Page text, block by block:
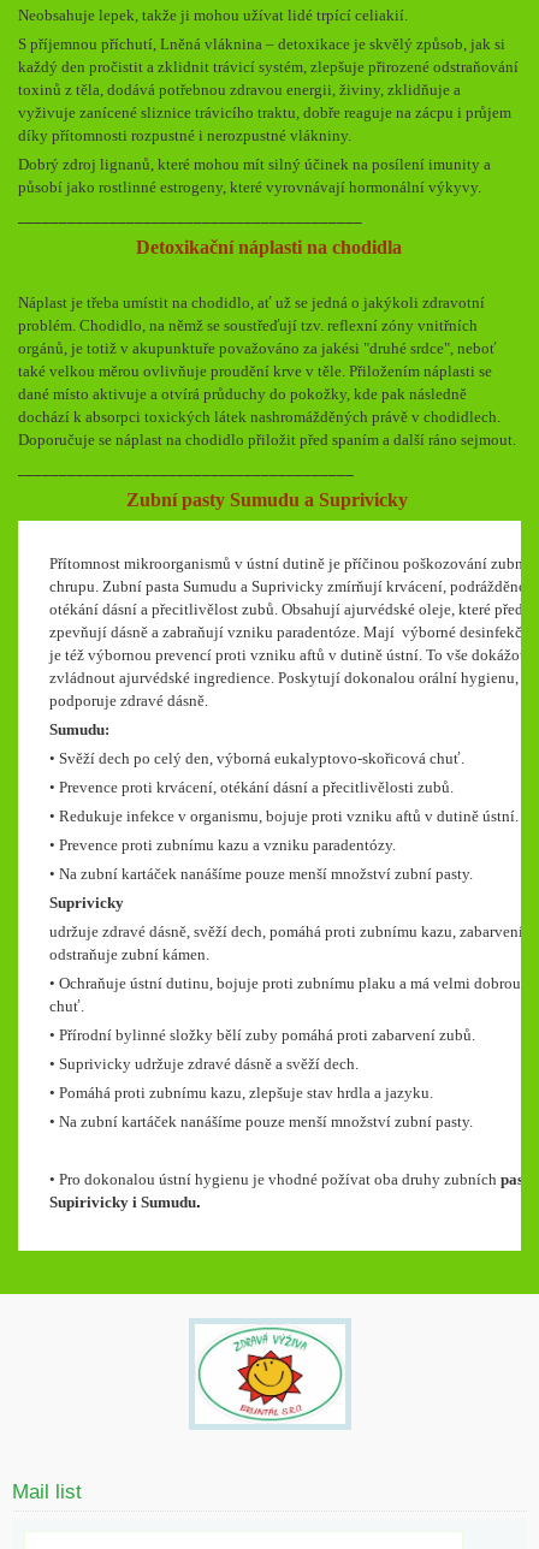
Neobsahuje lepek, takže ji mohou užívat lidé trpící celiakií.
S příjemnou příchutí, Lněná vláknina – detoxikace je skvělý způsob, jak si
každý den pročistit a zklidnit trávicí systém, zlepšuje přirozené odstraňování
toxinů z těla, dodává potřebnou zdravou energii, živiny, zklidňuje a
vyživuje zanícené sliznice trávicího traktu, dobře reaguje na zácpu i průjem
díky přítomnosti rozpustné i nerozpustné vlákniny.
Dobrý zdroj lignanů, které mohou mít silný účinek na posílení imunity a
působí jako rostlinné estrogeny, které vyrovnávají hormonální výkyvy.
Detoxikační náplasti na chodidla
Náplast je třeba umístit na chodidlo, ať už se jedná o jakýkoli zdravotní
problém. Chodidlo, na němž se soustřeďují tzv. reflexní zóny vnitřních
orgánů, je totiž v akupunktuře považováno za jakési "druhé srdce", neboť
také velkou měrou ovlivňuje proudění krve v těle. Přiložením náplasti se
dané místo aktivuje a otvírá průduchy do pokožky, kde pak následně
dochází k absorpci toxických látek nashromážděných právě v chodidlech.
Doporučuje se náplast na chodidlo přiložit před spaním a další ráno sejmout.
Zubní pasty Sumudu a Suprivicky
Přítomnost mikroorganismů v ústní dutině je příčinou poškozování
chrupu. Zubní pasta Sumudu a Suprivicky zmírňují krvácení,
otékání dásní a přecitlivělost zubů. Obsahují ajurvédské oleje, které
zpevňují dásně a zabraňují vzniku paradentóze. Mají výborné
je též výbornou prevencí proti vzniku aftů v dutině ústní. To vše dokážou
zvládnout ajurvédské ingredience. Poskytují dokonalou orální hygienu,
podporuje zdravé dásně.
Sumudu:
• Svěží dech po celý den, výborná eukalyptovo-skořicová chuť.
• Prevence proti krvácení, otékání dásní a přecitlivělosti zubů.
• Redukuje infekce v organismu, bojuje proti vzniku aftů v dutině ústní.
• Prevence proti zubnímu kazu a vzniku paradentózy.
• Na zubní kartáček nanášíme pouze menší množství zubní pasty.
Suprivicky
udržuje zdravé dásně, svěží dech, pomáhá proti zubnímu kazu, zabarvení
odstraňuje zubní kámen.
• Ochraňuje ústní dutinu, bojuje proti zubnímu plaku a má velmi dobrou
chuť.
• Přírodní bylinné složky bělí zuby pomáhá proti zabarvení zubů.
• Suprivicky udržuje zdravé dásně a svěží dech.
• Pomáhá proti zubnímu kazu, zlepšuje stav hrdla a jazyku.
• Na zubní kartáček nanášíme pouze menší množství zubní pasty.
• Pro dokonalou ústní hygienu je vhodné požívat oba druhy zubních past
Supirivicky i Sumudu.
Mail list